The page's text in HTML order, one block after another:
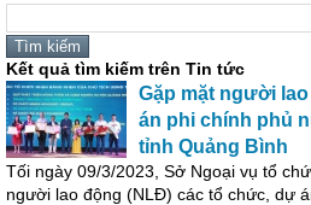
Kết quả tìm kiếm trên Tin tức
Gặp mặt người
án phi chính phủ
tỉnh Quảng Bình
Tối ngày 09/3/2023, Sở Ngoại vụ tổ
người lao động (NLĐ) các tổ chức, dự